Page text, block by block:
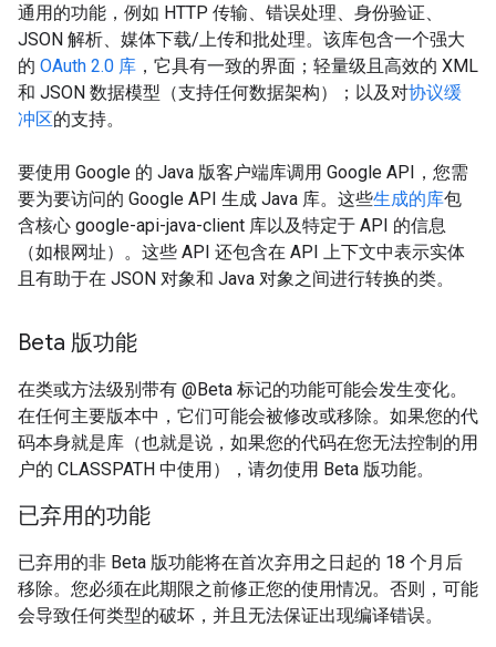
通用的功能，例如 HTTP 传输、错误处理、身份验证、
JSON 解析、媒体下载/上传和批处理。该库包含一个强大
的 OAuth 2.0 库 ，它具有一致的界面；轻量级且高效的 XML
和 JSON 数据模型（支持任何数据架构）；以及对协议缓
冲区的支持。
要使用 Google 的 Java 版客户端库调用 Google API，您需
要为要访问的 Google API 生成 Java 库。这些生成的库包
含核心 google-api-java-client 库以及特定于 API 的信息
（如根网址）。这些 API 还包含在 API 上下文中表示实体
且有助于在 JSON 对象和 Java 对象之间进行转换的类。
Beta 版功能
在类或方法级别带有 @Beta 标记的功能可能会发生变化。
在任何主要版本中，它们可能会被修改或移除。如果您的代
码本身就是库（也就是说，如果您的代码在您无法控制的用
户的 CLASSPATH 中使用），请勿使用 Beta 版功能。
已弃用的功能
已弃用的非 Beta 版功能将在首次弃用之日起的 18 个月后
移除。您必须在此期限之前修正您的使用情况。否则，可能
会导致任何类型的破坏，并且无法保证出现编译错误。